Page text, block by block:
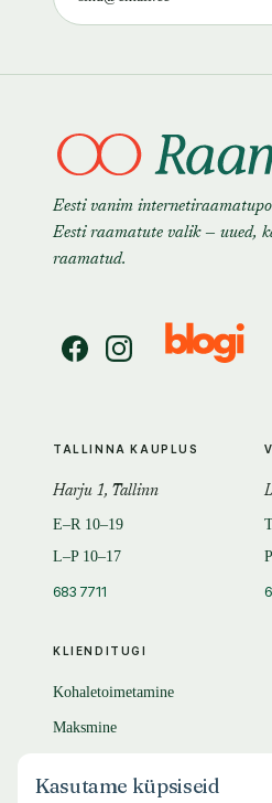
Eesti vanim
Eesti raamatute valik — uued,
raamatud.
KLIENDITUGI
Kohaletoimetamine
Maksmine
KKK
TALLINNA KAUPLUS
Harju 1, Tallinn
E–R 10–19
L–P 10–17
683 7711
Kasutame küpsiseid